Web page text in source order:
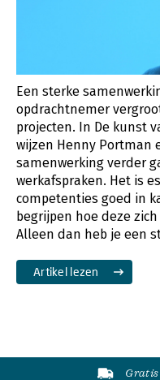
Een sterke
opdrachtnemer
projecten. In De kunst
wijzen Henny Portman
samenwerking verder
werkafspraken. Het is
competenties goed in
begrijpen hoe deze
Alleen dan heb je een
Artikel lezen
Gratis